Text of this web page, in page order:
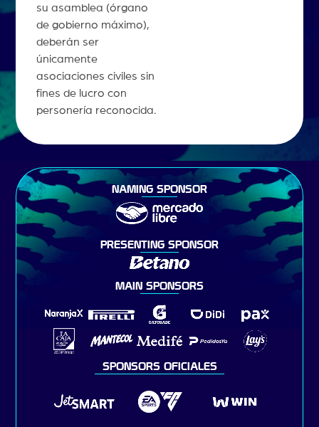
su asamblea (órgano
de gobierno máximo),
deberán ser
únicamente
asociaciones civiles sin
fines de lucro con
personería reconocida.
NAMING SPONSOR
PRESENTING SPONSOR
MAIN SPONSORS
SPONSORS OFICIALES